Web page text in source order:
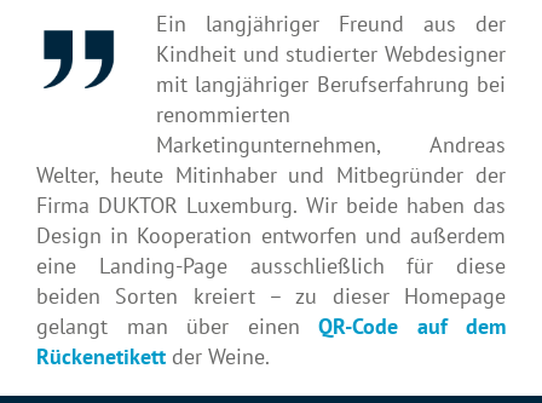
Ein langjähriger Freund aus der
Kindheit und studierter Webdesigner
mit langjähriger Berufserfahrung bei
renommierten
Marketingunternehmen, Andreas
Welter, heute Mitinhaber und Mitbegründer der
Firma DUKTOR Luxemburg. Wir beide haben das
Design in Kooperation entworfen und außerdem
eine Landing-Page ausschließlich für diese
beiden Sorten kreiert – zu dieser Homepage
gelangt man über einen QR-Code auf dem
Rückenetikett der Weine.